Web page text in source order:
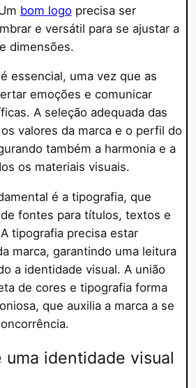
bom logoprecisa ser
e versátil para se ajustar a
dimensões.
essencial, uma vez que as
emoções e comunicar
A seleção adequada das
valores da marca e o perfil do
também a harmonia e a
os materiais visuais.
é a tipografia, que
fontes para títulos, textos e
tipografia precisa estar
marca, garantindo uma leitura
a identidade visual. A união
de cores e tipografia forma
que auxilia a marca a se
uma identidade visual